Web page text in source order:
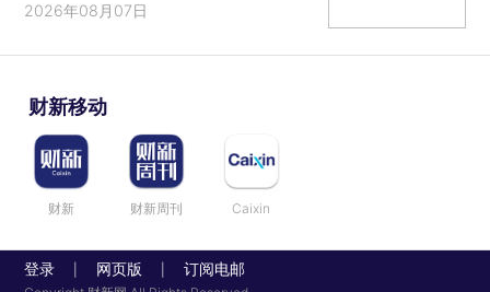
2026年08月07日
财新移动
财新 财新周刊 Caixin
登录 网页版 订阅电邮